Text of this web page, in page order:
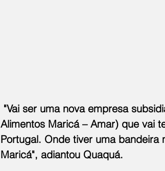
"Vai ser uma nova empresa
Alimentos Maricá – Amar) que vai
Portugal. Onde tiver uma
Maricá", adiantou Quaquá.